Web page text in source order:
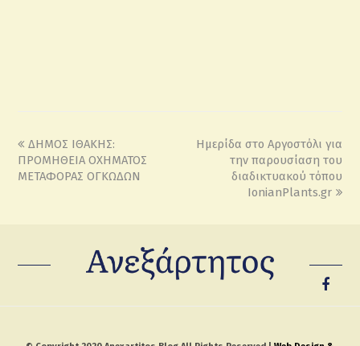
ΔΗΜΟΣ ΙΘΑΚΗΣ:
ΠΡΟΜΗΘΕΙΑ ΟΧΗΜΑΤΟΣ
ΜΕΤΑΦΟΡΑΣ ΟΓΚΩΔΩΝ
Ημερίδα στο Αργοστόλι για
την παρουσίαση του
διαδικτυακού τόπου
IonianPlants.gr